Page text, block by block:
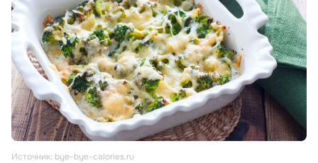
Источник: bye-bye-calories.ru